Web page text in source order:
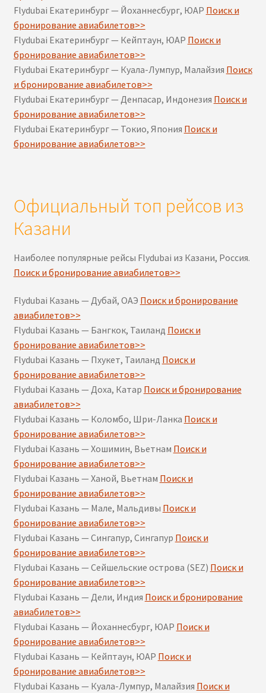
Flydubai Екатеринбург — Йоханнесбург, ЮАР Поиск и
бронирование авиабилетов>>
Flydubai Екатеринбург — Кейптаун, ЮАР Поиск и
бронирование авиабилетов>>
Flydubai Екатеринбург — Куала-Лумпур, Малайзия Поиск
и бронирование авиабилетов>>
Flydubai Екатеринбург — Денпасар, Индонезия Поиск и
бронирование авиабилетов>>
Flydubai Екатеринбург — Токио, Япония Поиск и
бронирование авиабилетов>>
Официальный топ рейсов из
Казани
Наиболее популярные рейсы Flydubai из Казани, Россия.
Поиск и бронирование авиабилетов>>
Flydubai Казань — Дубай, ОАЭ Поиск и бронирование
авиабилетов>>
Flydubai Казань — Бангкок, Таиланд Поиск и
бронирование авиабилетов>>
Flydubai Казань — Пхукет, Таиланд Поиск и
бронирование авиабилетов>>
Flydubai Казань — Доха, Катар Поиск и бронирование
авиабилетов>>
Flydubai Казань — Коломбо, Шри-Ланка Поиск и
бронирование авиабилетов>>
Flydubai Казань — Хошимин, Вьетнам Поиск и
бронирование авиабилетов>>
Flydubai Казань — Ханой, Вьетнам Поиск и
бронирование авиабилетов>>
Flydubai Казань — Мале, Мальдивы Поиск и
бронирование авиабилетов>>
Flydubai Казань — Сингапур, Сингапур Поиск и
бронирование авиабилетов>>
Flydubai Казань — Сейшельские острова (SEZ) Поиск и
бронирование авиабилетов>>
Flydubai Казань — Дели, Индия Поиск и бронирование
авиабилетов>>
Flydubai Казань — Йоханнесбург, ЮАР Поиск и
бронирование авиабилетов>>
Flydubai Казань — Кейптаун, ЮАР Поиск и
бронирование авиабилетов>>
Flydubai Казань — Куала-Лумпур, Малайзия Поиск и